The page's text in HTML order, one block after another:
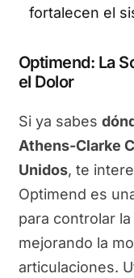
fortalecen el
Optimend: La
el Dolor
Si ya sabes
Athens-Clarke
Unidos, te
Optimend es
para controlar
mejorando la
articulaciones.